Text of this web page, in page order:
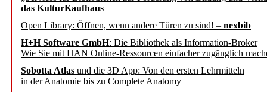
das KulturKaufhaus
Open Library: Öffnen, wenn andere Türen zu sind! – nexbib
H+H Software GmbH: Die Bibliothek als Information-Broker
Wie Sie mit HAN Online-Ressourcen einfacher zugänglich
Sobotta Atlas und die 3D App: Von den ersten Lehrmitteln
in der Anatomie bis zu Complete Anatomy
Mohr Siebeck
und die Zeitschrift für
Francke Attempto